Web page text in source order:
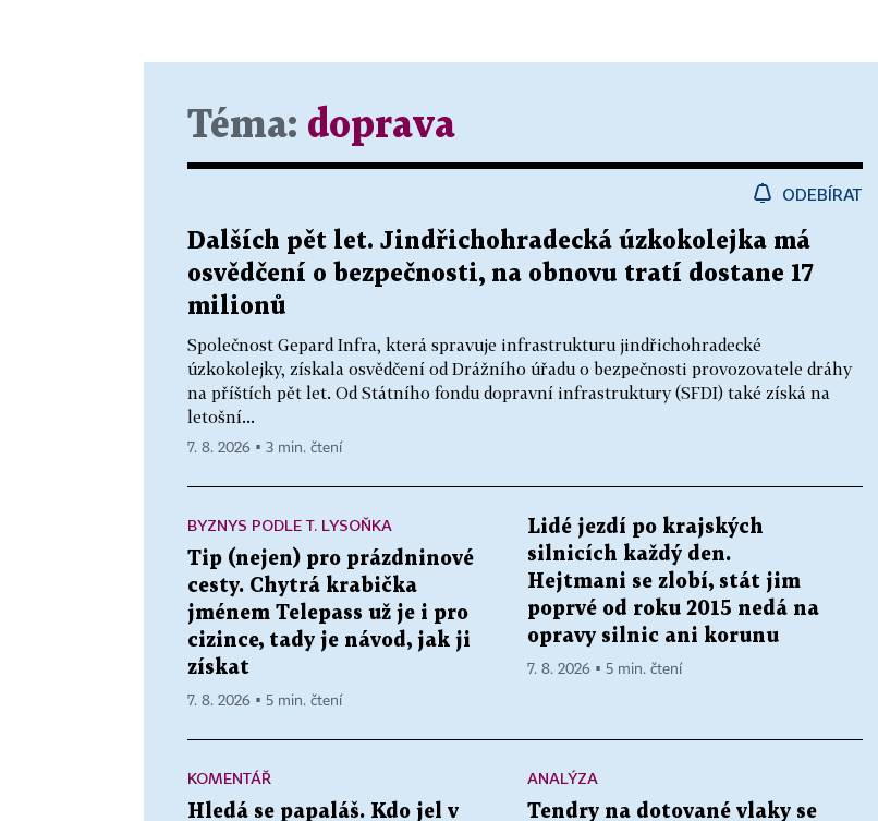
Téma: doprava
ODEBÍRAT
Dalších pět let. Jindřichohradecká úzkokolejka má
osvědčení o bezpečnosti, na obnovu tratí dostane 17
milionů
Společnost Gepard Infra, která spravuje infrastrukturu jindřichohradecké
úzkokolejky, získala osvědčení od Drážního úřadu o bezpečnosti provozovatele dráhy
na příštích pět let. Od Státního fondu dopravní infrastruktury (SFDI) také získá na
letošní...
7. 8. 2026 ▪ 3 min. čtení
BYZNYS PODLE T. LYSOŇKA
Tip (nejen) pro prázdninové
cesty. Chytrá krabička
jménem Telepass už je i pro
cizince, tady je návod, jak ji
získat
7. 8. 2026 ▪ 5 min. čtení
Lidé jezdí po krajských
silnicích každý den.
Hejtmani se zlobí, stát jim
poprvé od roku 2015 nedá na
opravy silnic ani korunu
7. 8. 2026 ▪ 5 min. čtení
KOMENTÁŘ
Hledá se papaláš. Kdo jel v
ANALÝZA
Tendry na dotované vlaky se